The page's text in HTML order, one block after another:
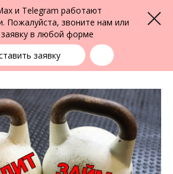
и Telegram работают
Пожалуйста, звоните нам или
в любой форме
заявку
Меню
+7 (383) 388-72-90